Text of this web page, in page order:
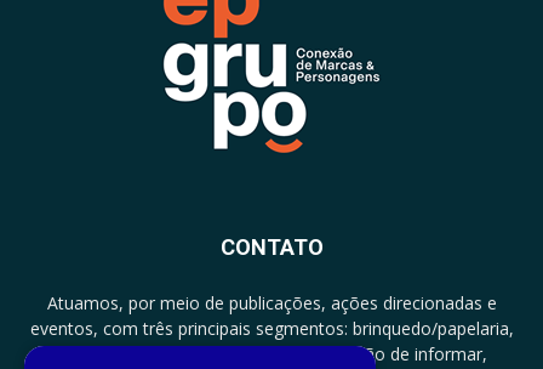
CONTATO
Atuamos, por meio de publicações, ações direcionadas e
eventos, com três principais segmentos: brinquedo/papelaria,
licenciamento e zero a três com a missão de informar,